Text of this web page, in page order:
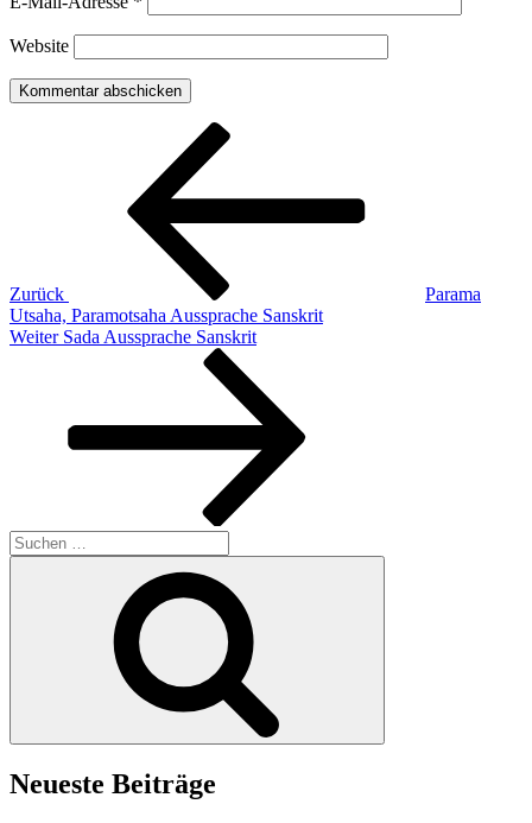
Website
Beitragsnavigation
Zurück
Parama
Utsaha, Paramotsaha Aussprache Sanskrit
Nächster
Weiter Sada Aussprache Sanskrit
Suchen
nach:
Neueste Beiträge